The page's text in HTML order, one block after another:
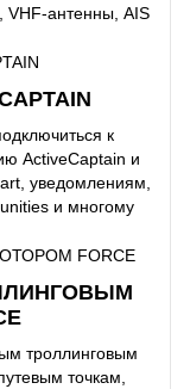
антенны, AIS
к
ActiveCaptain и
уведомлениям,
и многому
троллинговым
точкам,